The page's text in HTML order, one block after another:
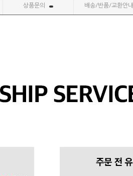
상품문의 배송/반품/교환안내